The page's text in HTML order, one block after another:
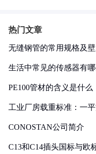
热门文章
无缝钢管的常用规格及
生活中常见的传感器有
PE100管材的含义是什么
工业厂房载重标准：一
CONOSTAN公司简介
C13和C14插头国标与欧